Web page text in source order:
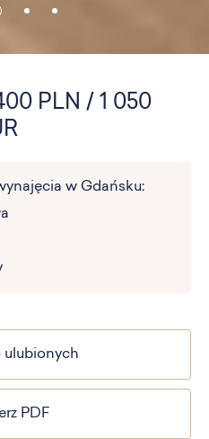
PLN / 1 050
w Gdańsku:
ulubionych
PDF